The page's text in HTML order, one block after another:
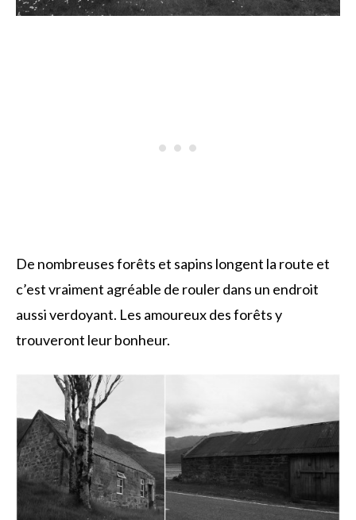
De nombreuses forêts et sapins longent la route et
c’est vraiment agréable de rouler dans un endroit
aussi verdoyant. Les amoureux des forêts y
trouveront leur bonheur.